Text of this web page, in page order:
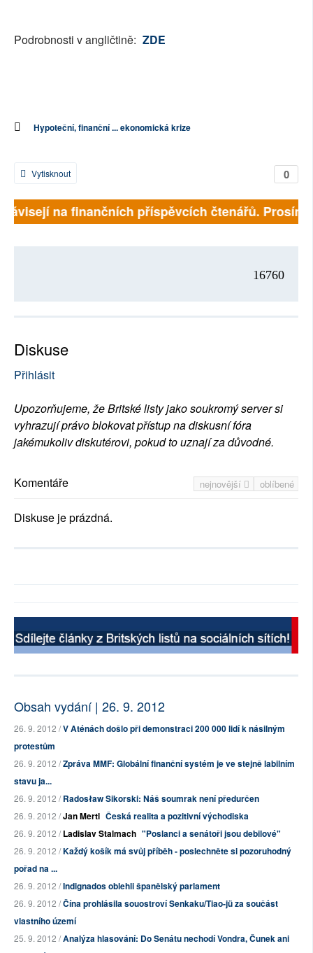
Podrobnosti v angličtině: ZDE
Hypoteční, finanční ... ekonomická krize
0
Vytisknout
na finančních příspěvcích čtenářů.
16760
Diskuse
Přihlásit
Upozorňujeme, že Britské listy jako soukromý server si
vyhrazují právo blokovat přístup na diskusní fóra
jakémukoliv diskutérovi, pokud to uznají za důvodné.
nejnovější oblíbené
Komentáře
Diskuse je prázdná.
Obsah vydání | 26. 9. 2012
26. 9. 2012 /V Aténách došlo při demonstraci 200 000 lidí k násilným
protestům
26. 9. 2012 /Zpráva MMF: Globální finanční systém je ve stejně labilním
stavu ja...
26. 9. 2012 /Radosław Sikorski: Náš soumrak není předurčen
26. 9. 2012 /Jan Mertl Česká realita a pozitivní východiska
26. 9. 2012 /Ladislav Stalmach "Poslanci a senátoři jsou debilové"
26. 9. 2012 /Každý košík má svůj příběh - poslechněte si pozoruhodný
pořad na ...
26. 9. 2012 /Indignados oblehli španělský parlament
26. 9. 2012 /Čína prohlásila souostroví Senkaku/Tiao-jü za součást
vlastního území
25. 9. 2012 /Analýza hlasování: Do Senátu nechodí Vondra, Čunek ani